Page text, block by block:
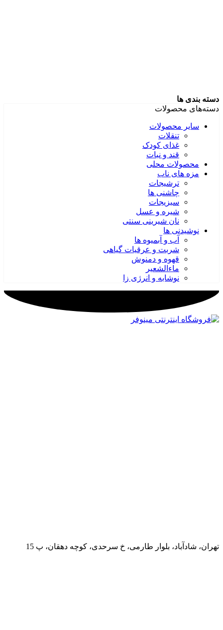
دسته بندی ها
دسته‌های محصولات
سایر محصولات
تنقلات
غذای کودک
قند و نبات
محصولات محلی
مزه های ناب
ترشیجات
چاشنی ها
سبزیجات
شیره و عسل
نان شیرینی سنتی
نوشیدنی ها
آب و آبمیوه ها
شربت و عرقیات گیاهی
قهوه و دمنوش
ماءالشعیر
نوشابه و انرژی زا
تهران، شادآباد، بلوار طارمی، خ سرحدی، کوچه دهقان، پ 15